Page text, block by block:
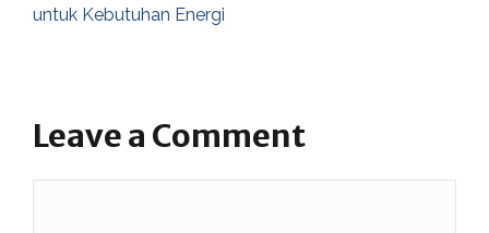
untuk Kebutuhan Energi
Leave a Comment